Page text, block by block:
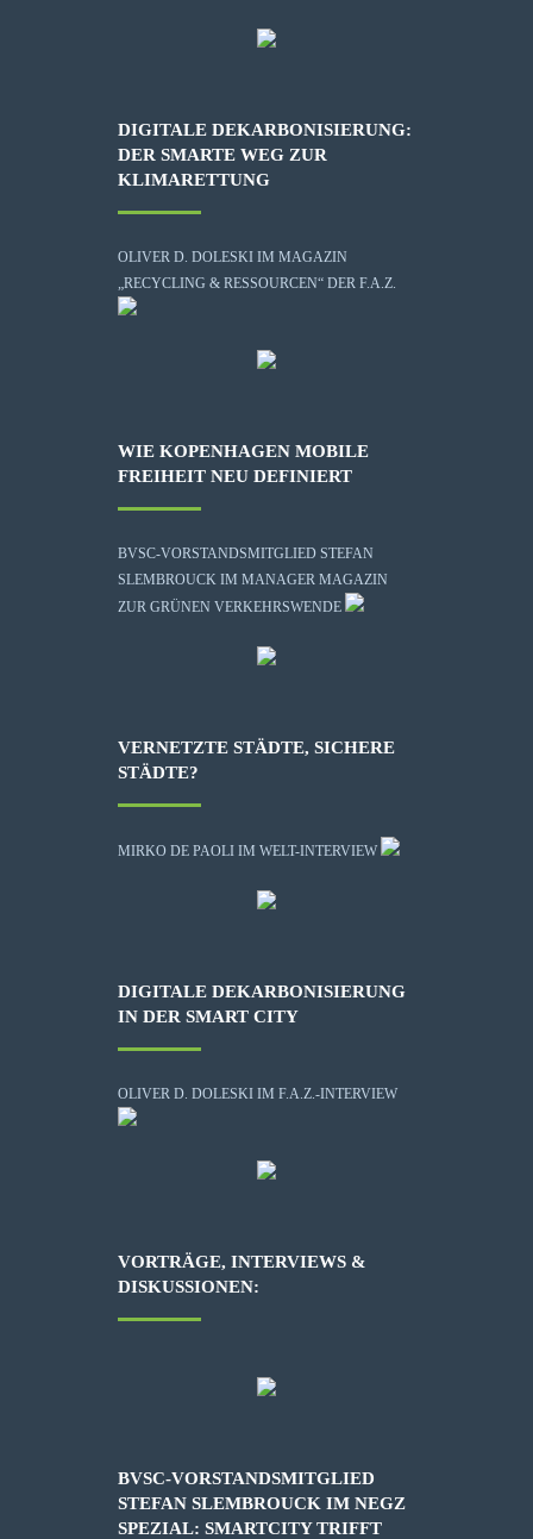
DIGITALE DEKARBONISIERUNG:
DER SMARTE WEG ZUR
KLIMARETTUNG
OLIVER D. DOLESKI IM MAGAZIN
„RECYCLING & RESSOURCEN“ DER F.A.Z.
WIE KOPENHAGEN MOBILE
FREIHEIT NEU DEFINIERT
BVSC-VORSTANDSMITGLIED STEFAN
SLEMBROUCK IM MANAGER MAGAZIN
ZUR GRÜNEN VERKEHRSWENDE
VERNETZTE STÄDTE, SICHERE
STÄDTE?
MIRKO DE PAOLI IM WELT-INTERVIEW
DIGITALE DEKARBONISIERUNG
IN DER SMART CITY
OLIVER D. DOLESKI IM F.A.Z.-INTERVIEW
VORTRÄGE, INTERVIEWS &
DISKUSSIONEN:
BVSC-VORSTANDSMITGLIED
STEFAN SLEMBROUCK IM NEGZ
SPEZIAL: SMARTCITY TRIFFT